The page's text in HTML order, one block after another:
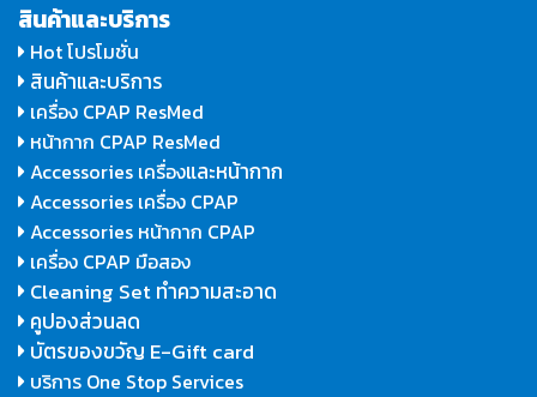
สินค้าและบริการ
Hot โปรโมชั่น
สินค้าและบริการ
เครื่อง CPAP ResMed
หน้ากาก CPAP ResMed
Accessories เครื่องและหน้ากาก
Accessories เครื่อง CPAP
Accessories หน้ากาก CPAP
เครื่อง CPAP มือสอง
Cleaning Set ทำความสะอาด
คูปองส่วนลด
บัตรของขวัญ E-Gift card
บริการ One Stop Services